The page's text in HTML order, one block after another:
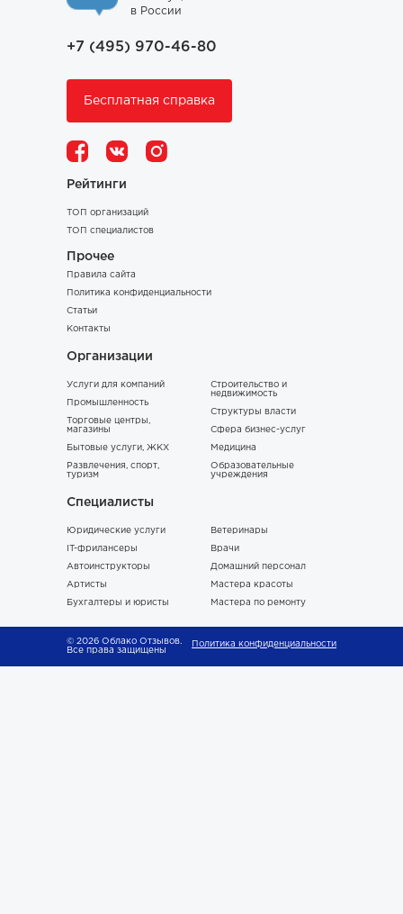
в России
+7 (495) 970-46-80
Бесплатная справка
Рейтинги
ТОП организаций
ТОП специалистов
Прочее
Правила сайта
Политика конфиденциальности
Статьи
Контакты
Организации
Услуги для компаний
Промышленность
Торговые центры,
магазины
Бытовые услуги, ЖКХ
Развлечения, спорт,
туризм
Строительство и
недвижимость
Структуры власти
Сфера бизнес-услуг
Медицина
Образовательные
учреждения
Специалисты
Юридические услуги
IT-фрилансеры
Автоинструкторы
Артисты
Бухгалтеры и юристы
Ветеринары
Врачи
Домашний персонал
Мастера красоты
Мастера по ремонту
© 2026 Облако Отзывов.
Все права защищены
Политика конфиденциальности